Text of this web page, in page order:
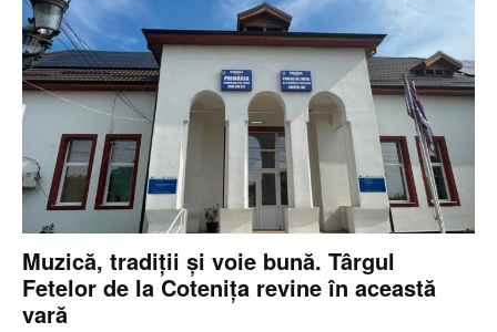
Muzică, tradiții și voie bună. Târgul
Fetelor de la Cotenița revine în această
vară